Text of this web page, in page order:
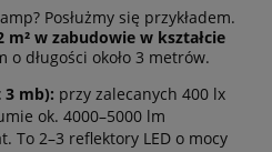
Posłużmy się przykładem.
m² w zabudowie w kształcie
o długości około 3 metrów.
3 mb): przy zalecanych 400 lx
ok. 4000–5000 lm
To 2–3 reflektory LED o mocy